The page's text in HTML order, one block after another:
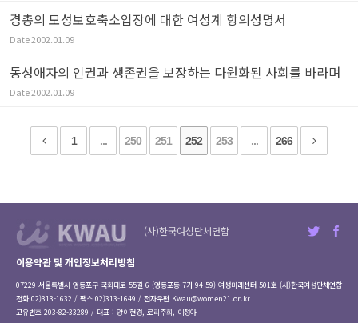
경총의 모성보호축소입장에 대한 여성계 항의성명서
Date2002.01.09
동성애자의 인권과 생존권을 보장하는 다원화된 사회를 바라며
Date2002.01.09
1 ... 250 251 252 253 ... 266
(사)한국여성단체연합
이용약관 및 개인정보처리방침
07229 서울특별시 영등포구 국회대로 55길 6 (영등포동 7가 94-59) 여성미래센터 501호 (사)한국여성단체연합
전화 02)313-1632 / 팩스 02)313-1649 / 전자우편 Kwau@women21.or.kr
고유번호 203-82-33289 / 대표 : 양이현경, 로리주희, 이정아